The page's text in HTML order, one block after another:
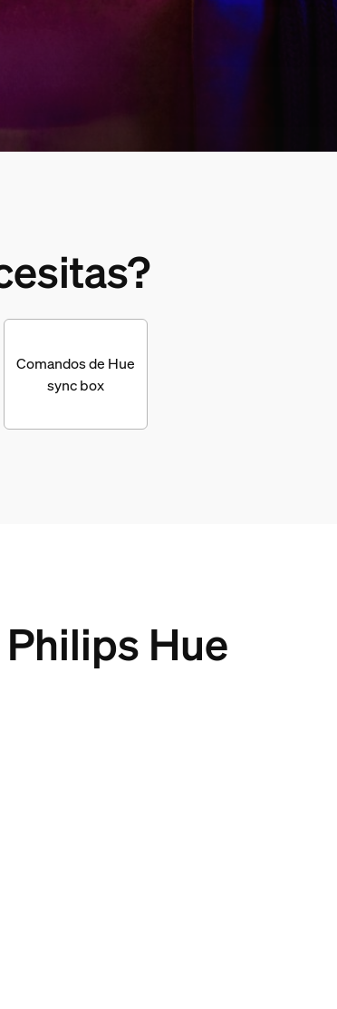
Comandos de Hue
sync box
Hue